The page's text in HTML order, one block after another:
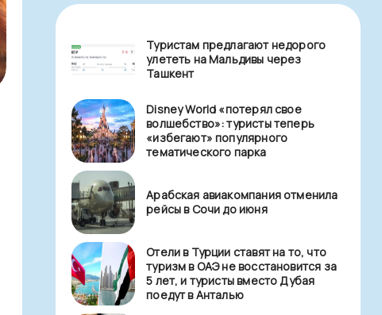
Туристам предлагают недорого
улететь на Мальдивы через
Ташкент
Disney World «потерял свое
волшебство»: туристы теперь
«избегают» популярного
тематического парка
Арабская авиакомпания отменила
рейсы в Сочи до июня
Отели в Турции ставят на то, что
туризм в ОАЭ не восстановится за
5 лет, и туристы вместо Дубая
поедут в Анталью